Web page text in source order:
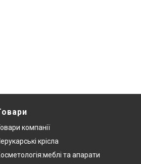
компанії
крісла
та апарати